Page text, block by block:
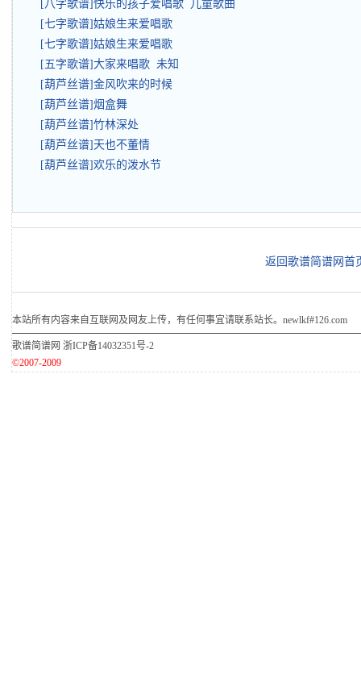
[八字歌谱]快乐的孩子爱唱歌 儿童歌曲
[七字歌谱]姑娘生来爱唱歌
[七字歌谱]姑娘生来爱唱歌
[五字歌谱]大家来唱歌 未知
[葫芦丝谱]金风吹来的时候
[葫芦丝谱]烟盒舞
[葫芦丝谱]竹林深处
[葫芦丝谱]天也不董情
[葫芦丝谱]欢乐的泼水节
返回歌谱简谱网首
本站所有内容来自互联网及网友上传，有任何事宜请联系站长。newlkf#126.com
歌谱简谱网 浙ICP备14032351号-2
©2007-2009